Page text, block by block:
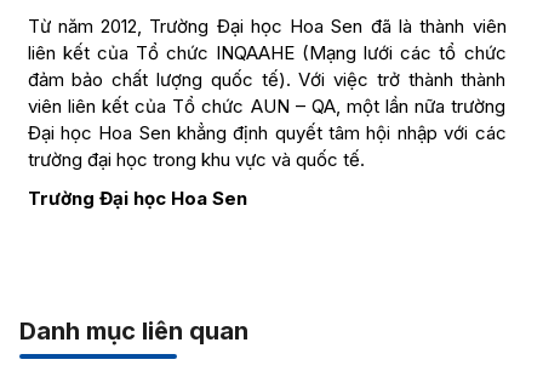
Từ năm 2012, Trường Đại học Hoa Sen đã là thành viên
liên kết của Tổ chức INQAAHE (Mạng lưới các tổ chức
đảm bảo chất lượng quốc tế). Với việc trở thành thành
viên liên kết của Tổ chức AUN – QA, một lần nữa trường
Đại học Hoa Sen khẳng định quyết tâm hội nhập với các
trường đại học trong khu vực và quốc tế.
Trường Đại học Hoa Sen
Danh mục liên quan